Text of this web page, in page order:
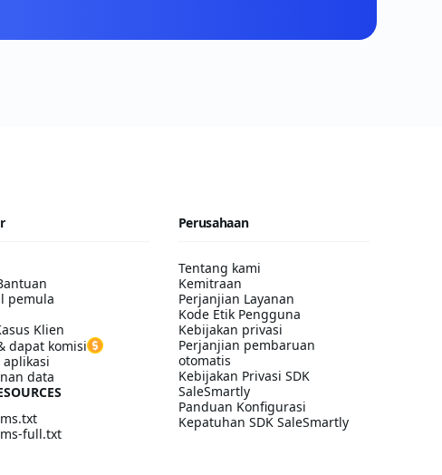
pemula
Klien
dapat komisi
data
full.txt
Perusahaan
Tentang kami
Kemitraan
Perjanjian Layanan
Kode Etik Pengguna
Kebijakan privasi
Perjanjian pembaruan
otomatis
Kebijakan Privasi SDK
SaleSmartly
Panduan Konfigurasi
Kepatuhan SDK SaleSmartly